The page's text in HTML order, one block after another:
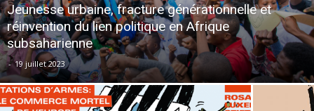
Jeunesse urbaine, fracture générationnelle et
réinvention du lien politique en Afrique
subsaharienne
- 19 juillet 2023